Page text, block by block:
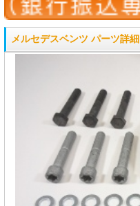
メルセデスベンツ パーツ詳細